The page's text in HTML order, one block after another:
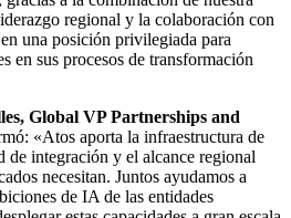
regional y la colaboración con
una posición privilegiada para
en sus procesos de transformación
Global VP Partnerships and
«Atos aporta la infraestructura de
de integración y el alcance regional
necesitan. Juntos ayudamos a
de IA de las entidades